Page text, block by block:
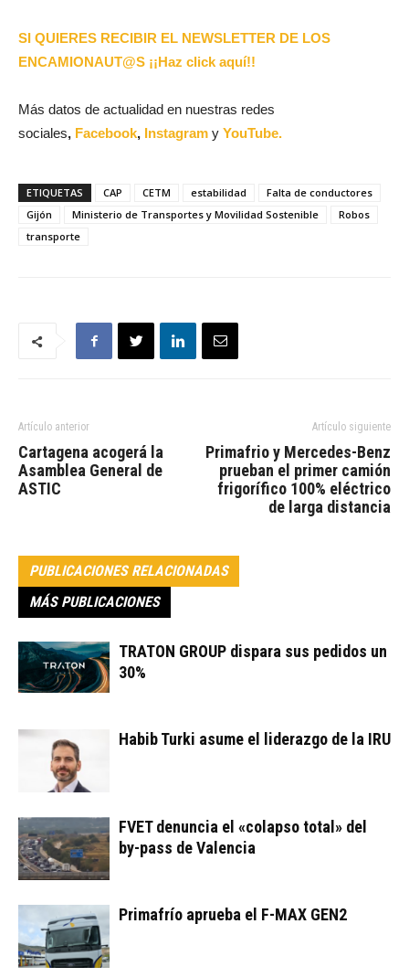
SI QUIERES RECIBIR EL NEWSLETTER DE LOS
ENCAMIONAUT@S ¡¡Haz click aquí!!
Más datos de actualidad en nuestras redes
sociales, Facebook, Instagram y YouTube.
ETIQUETAS CAP CETM estabilidad
Falta de conductores
Gijón
Ministerio de Transportes y Movilidad Sostenible
Robos
transporte
Artículo anterior
Cartagena acogerá la
Asamblea General de
ASTIC
Artículo siguiente
Primafrio y Mercedes-Benz
prueban el primer camión
frigorífico 100% eléctrico
de larga distancia
PUBLICACIONES RELACIONADAS
MÁS PUBLICACIONES
TRATON GROUP dispara sus pedidos un
30%
Habib Turki asume el liderazgo de la IRU
FVET denuncia el «colapso total» del
by-pass de Valencia
Primafrío aprueba el F-MAX GEN2